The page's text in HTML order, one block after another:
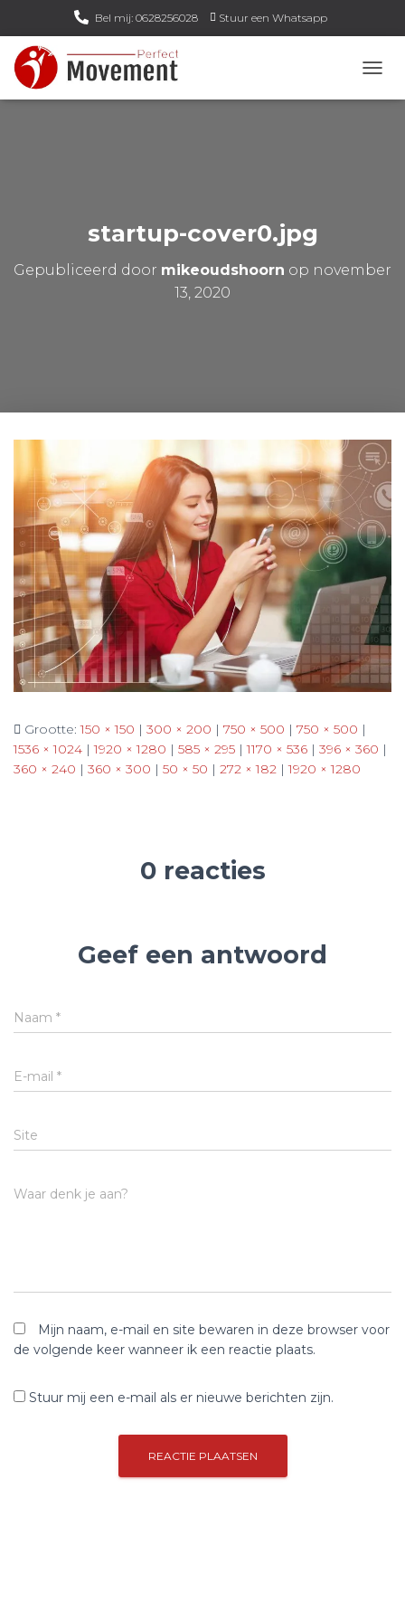
Bel mij: 0628256028 Stuur een Whatsapp
Email mij: info@perfect-movement.nl
A
S
startup-cover0.jpg
Gepubliceerd door mikeoudshoorn op november
13, 2020
Grootte:150 × 150 | 300 × 200 | 750 × 500 | 750 × 500 |
1536 × 1024 | 1920 × 1280 | 585 × 295 | 1170 × 536 | 396 × 360 |
360 × 240 | 360 × 300 | 50 × 50 | 272 × 182 | 1920 × 1280
0 reacties
Geef een antwoord
Naam *
E-mail *
Site
Waar denk je aan?
Mijn naam, e-mail en site bewaren in deze browser voor
de volgende keer wanneer ik een reactie plaats.
Stuur mij een e-mail als er nieuwe berichten zijn.